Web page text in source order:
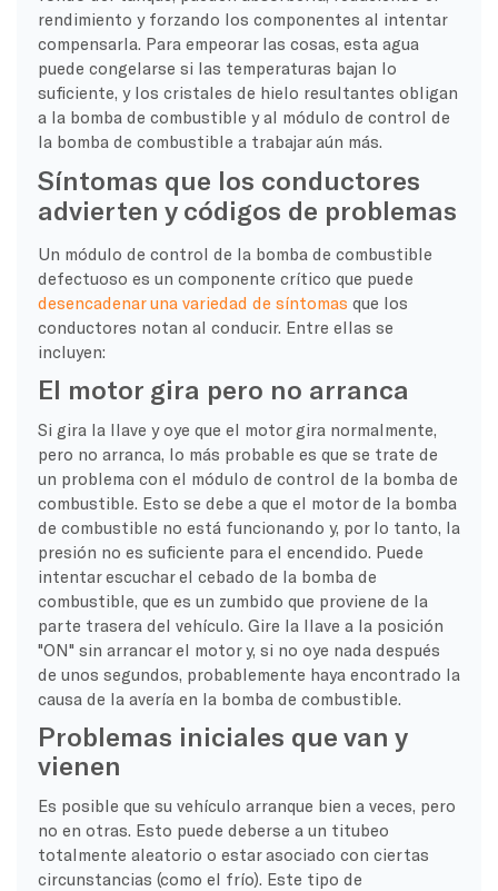
rendimiento y forzando los componentes al intentar
compensarla. Para empeorar las cosas, esta agua
puede congelarse si las temperaturas bajan lo
suficiente, y los cristales de hielo resultantes obligan
a la bomba de combustible y al módulo de control de
la bomba de combustible a trabajar aún más.
Síntomas que los conductores
advierten y códigos de problemas
Un módulo de control de la bomba de combustible
defectuoso es un componente crítico que puede
desencadenar una variedad de síntomas que los
conductores notan al conducir. Entre ellas se
incluyen:
El motor gira pero no arranca
Si gira la llave y oye que el motor gira normalmente,
pero no arranca, lo más probable es que se trate de
un problema con el módulo de control de la bomba de
combustible. Esto se debe a que el motor de la bomba
de combustible no está funcionando y, por lo tanto, la
presión no es suficiente para el encendido. Puede
intentar escuchar el cebado de la bomba de
combustible, que es un zumbido que proviene de la
parte trasera del vehículo. Gire la llave a la posición
"ON" sin arrancar el motor y, si no oye nada después
de unos segundos, probablemente haya encontrado la
causa de la avería en la bomba de combustible.
Problemas iniciales que van y
vienen
Es posible que su vehículo arranque bien a veces, pero
no en otras. Esto puede deberse a un titubeo
totalmente aleatorio o estar asociado con ciertas
circunstancias (como el frío). Este tipo de